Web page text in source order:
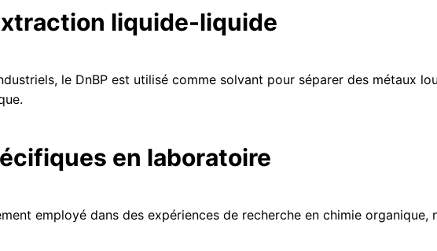
liquide-liquide
le DnBP est utilisé comme solvant pour séparer des métaux
en laboratoire
employé dans des expériences de recherche en chimie organique,